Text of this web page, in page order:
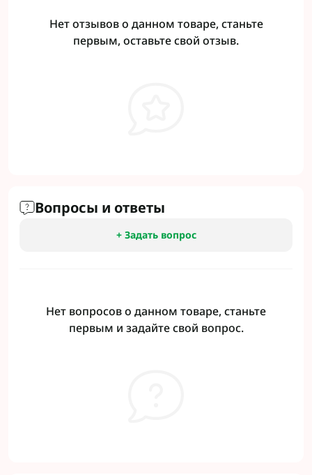
Нет отзывов о данном товаре, станьте
первым, оставьте свой отзыв.
Вопросы и ответы
+ Задать вопрос
Нет вопросов о данном товаре, станьте
первым и задайте свой вопрос.